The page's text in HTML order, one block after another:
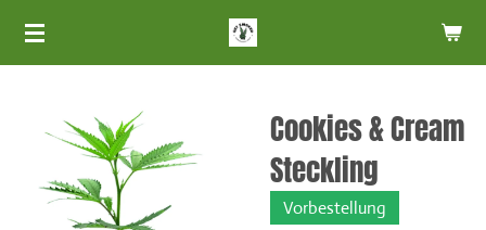
Zum
Cookies & Cream
Steckling
Vorbestellung